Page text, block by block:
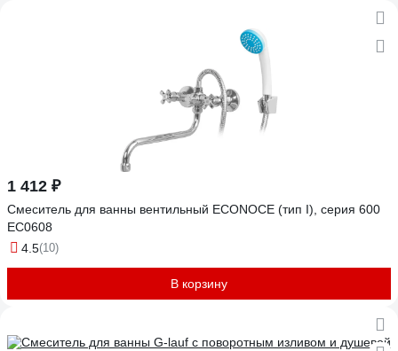
1 412 ₽
Смеситель для ванны вентильный ECONOCE (тип I), серия 600
EC0608
4.5(10)
В корзину